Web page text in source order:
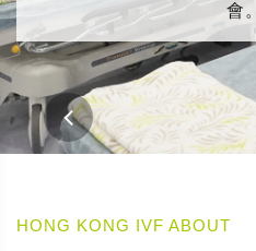
會。
HONG KONG IVF ABOUT